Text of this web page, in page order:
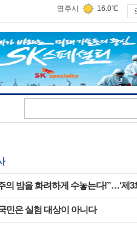
영주시 16.0℃
밤을 화려하게 수놓는다!”…‘제3회 영주 서천 강변가요제’ 8월
민은 실험 대상이 아니다